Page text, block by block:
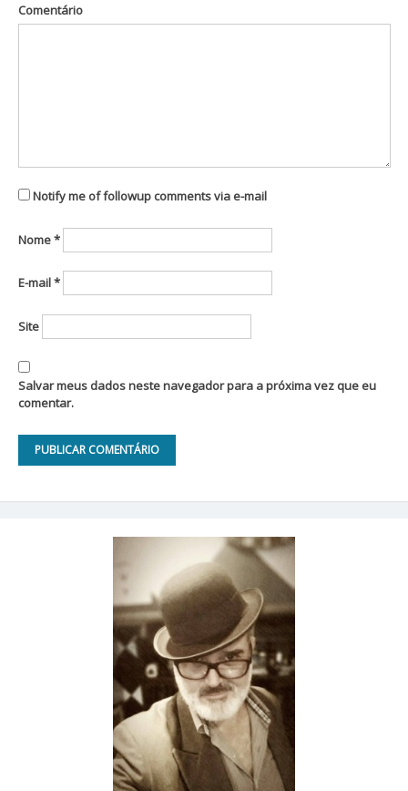
Comentário
Notify me of followup comments via e-mail
Nome*
E-mail*
Site
Salvar meus dados neste navegador para a próxima vez que eu
comentar.